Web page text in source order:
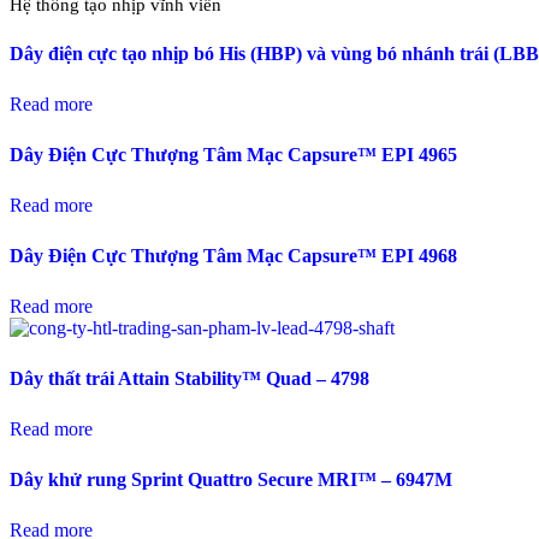
Hệ thống tạo nhịp vĩnh viễn
Dây điện cực tạo nhịp bó His (HBP) và vùng bó nhánh trái
Read more
Dây Điện Cực Thượng Tâm Mạc Capsure™ EPI 4965
Read more
Dây Điện Cực Thượng Tâm Mạc Capsure™ EPI 4968
Read more
Dây thất trái Attain Stability™ Quad – 4798
Read more
Dây khử rung Sprint Quattro Secure MRI™ – 6947M
Read more